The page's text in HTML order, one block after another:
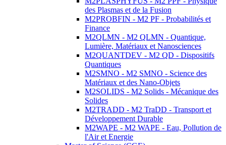
des Plasmas et de la Fusion
M2PROBFIN - M2 PF - Probabilités et
Finance
M2QLMN - M2 QLMN - Quantique,
Lumière, Matériaux et Nanosciences
M2QUANTDEV - M2 QD - Dispositifs
Quantiques
M2SMNO - M2 SMNO - Science des
Matériaux et des Nano-Objets
M2SOLIDS - M2 Solids - Mécanique des
Solides
M2TRADD - M2 TraDD - Transport et
Développement Durable
M2WAPE - M2 WAPE - Eau, Pollution de
l'Air et Energie